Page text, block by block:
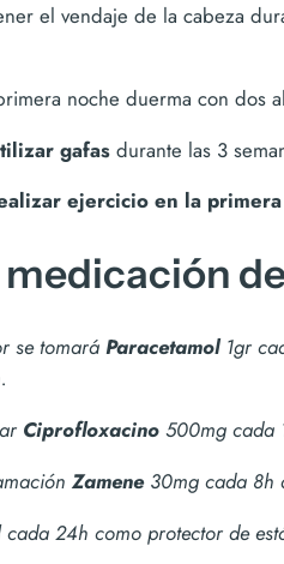
el vendaje de la cabeza
noche duerma con dos
gafas durante las 3
ejercicio en la primera
medicación
se tomará Paracetamol1gr
Ciprofloxacino 500mg cada
Zamene30mg cada 8h
cada 24h como protector de